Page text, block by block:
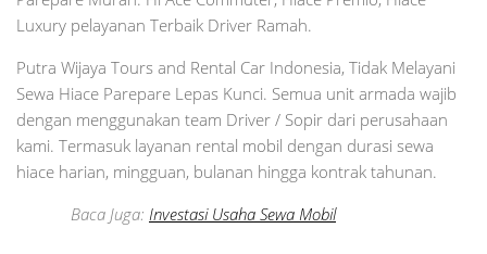
Luxury pelayanan Terbaik Driver Ramah.
Putra Wijaya Tours and Rental Car Indonesia, Tidak Melayani
Sewa Hiace Parepare Lepas Kunci. Semua unit armada wajib
dengan menggunakan team Driver / Sopir dari perusahaan
kami. Termasuk layanan rental mobil dengan durasi sewa
hiace harian, mingguan, bulanan hingga kontrak tahunan.
Baca Juga: Investasi Usaha Sewa Mobil